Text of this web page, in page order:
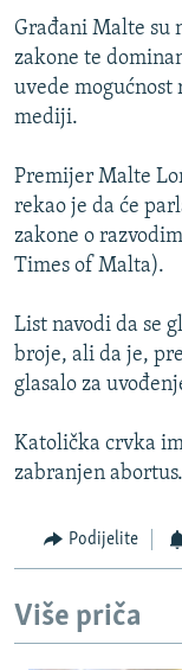
FOTOGALERIJE
INFOGRAFIKE
RAT U UKRAJINI
KINA NA BALKANU
RSE PRIČE IZ
DNEVNO@RSE
SPECIJALI RSE
GENOCID U
POPLAVE I KLIZIŠTA
POST SCRIPTUM
TRI DECENIJE OD
NASTANAK I RASPAD
PRATITE NAS
Građani Malte su
zakone te
uvede mogućnost
mediji.
Premijer Malte
rekao je da će
zakone o
Times of Malta).
List navodi da se
broje, ali da je,
glasalo za
Katolička crvka
zabranjen abortus.
Podijelite
Više priča